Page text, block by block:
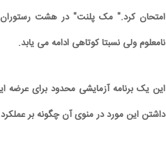
نامعلوم ولی نسبتا کوتاهی ادامه می یابد.
این یک برنامه آزمایشی محدود برای
داشتن این مورد در منوی آن چگونه بر